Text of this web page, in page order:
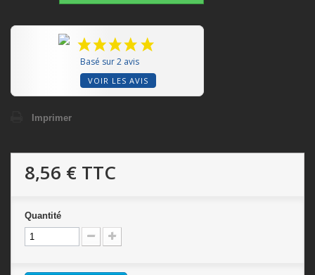
Basé sur 2 avis
VOIR LES AVIS
Imprimer
8,56 € TTC
Quantité